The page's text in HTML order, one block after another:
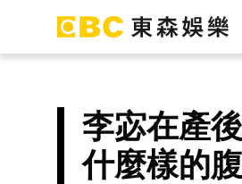
李宓在產
什麼樣的